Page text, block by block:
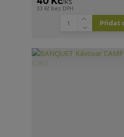
/KS
33 Kč bez DPH
Přidat